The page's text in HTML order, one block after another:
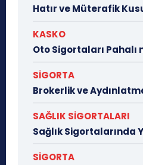
Hatır ve Müterafik
KASKO
Oto Sigortaları Pahalı
SİGORTA
Brokerlik ve
SAĞLIK SİGORTALARI
Sağlık Sigortalarında
SİGORTA